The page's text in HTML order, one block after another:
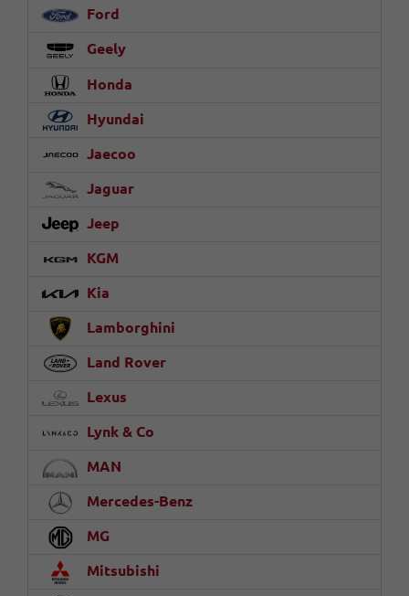
Ford
Geely
Honda
Hyundai
Jaecoo
Jaguar
Jeep
KGM
Kia
Lamborghini
Land Rover
Lexus
Lynk & Co
MAN
Mercedes-Benz
MG
Mitsubishi